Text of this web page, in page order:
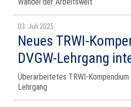
03. Juli 2025
Neues TRWI-
DVGW-Lehrgang
Überarbeitetes TRWI-
Lehrgang